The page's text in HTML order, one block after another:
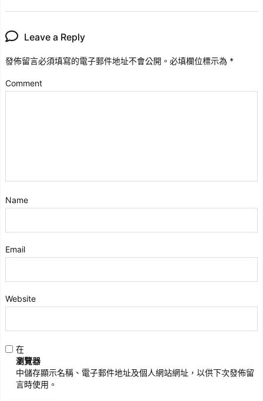
Leave a Reply
發佈留言必須填寫的電子郵件地址不會公開。 必填欄位標示為 *
Comment
Name
Email
Website
在
瀏覽器
中儲存顯示名稱、電子郵件地址及個人網站網址，以供下次發佈留
言時使用。